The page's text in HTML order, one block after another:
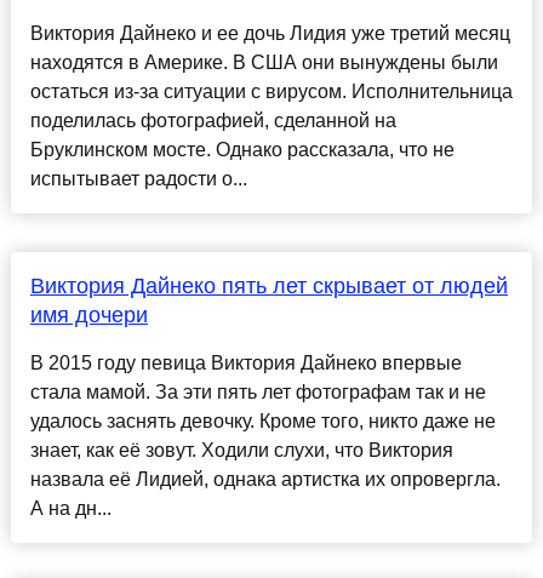
Виктория Дайнеко и ее дочь Лидия уже третий месяц
находятся в Америке. В США они вынуждены были
остаться из-за ситуации с вирусом. Исполнительница
поделилась фотографией, сделанной на
Бруклинском мосте. Однако рассказала, что не
испытывает радости о...
Виктория Дайнеко пять лет скрывает от людей
имя дочери
В 2015 году певица Виктория Дайнеко впервые
стала мамой. За эти пять лет фотографам так и не
удалось заснять девочку. Кроме того, никто даже не
знает, как её зовут. Ходили слухи, что Виктория
назвала её Лидией, однака артистка их опровергла.
А на дн...